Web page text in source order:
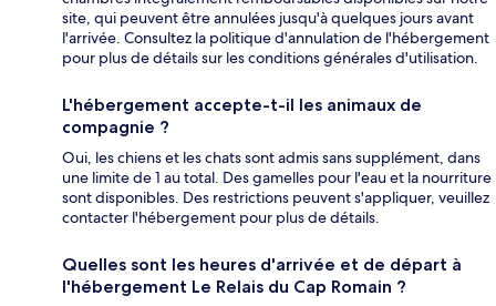
site, qui peuvent être annulées jusqu'à quelques jours avant
l'arrivée. Consultez la politique d'annulation de l'hébergement
pour plus de détails sur les conditions générales d'utilisation.
L'hébergement accepte-t-il les animaux de
compagnie ?
Oui, les chiens et les chats sont admis sans supplément, dans
une limite de 1 au total. Des gamelles pour l'eau et la nourriture
sont disponibles. Des restrictions peuvent s'appliquer, veuillez
contacter l'hébergement pour plus de détails.
Quelles sont les heures d'arrivée et de départ à
l'hébergement Le Relais du Cap Romain ?